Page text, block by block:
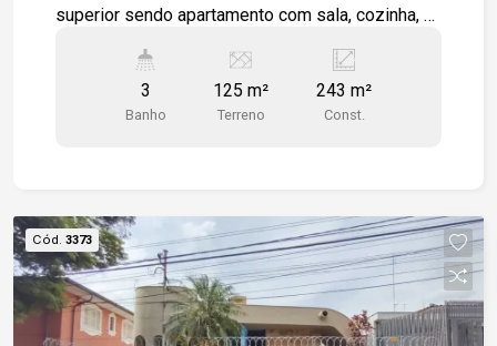
superior sendo apartamento com sala, cozinha, 2
com grande fluxo de pedestres e veículos.
3
Banho
125 m²
Terreno
243 m²
Const.
Cód. 3373